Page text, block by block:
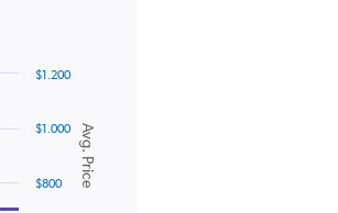
Avg. Price
$800
$1.000
$1.200